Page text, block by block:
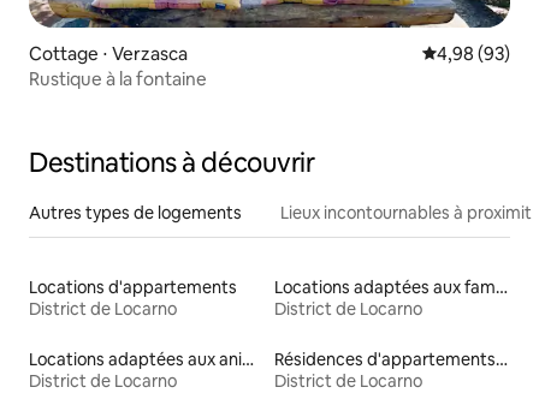
Cottage ⋅ Verzasca Évaluation
4,98 (93)
Rustique à la fontaine
Destinations à découvrir
Autres types de logements Lieux incontournables à
Locations d'appartements
District de Locarno
Locations adaptées aux familles
District de Locarno
Locations adaptées aux animaux
District de Locarno
Résidences d'appartements en location
District de Locarno